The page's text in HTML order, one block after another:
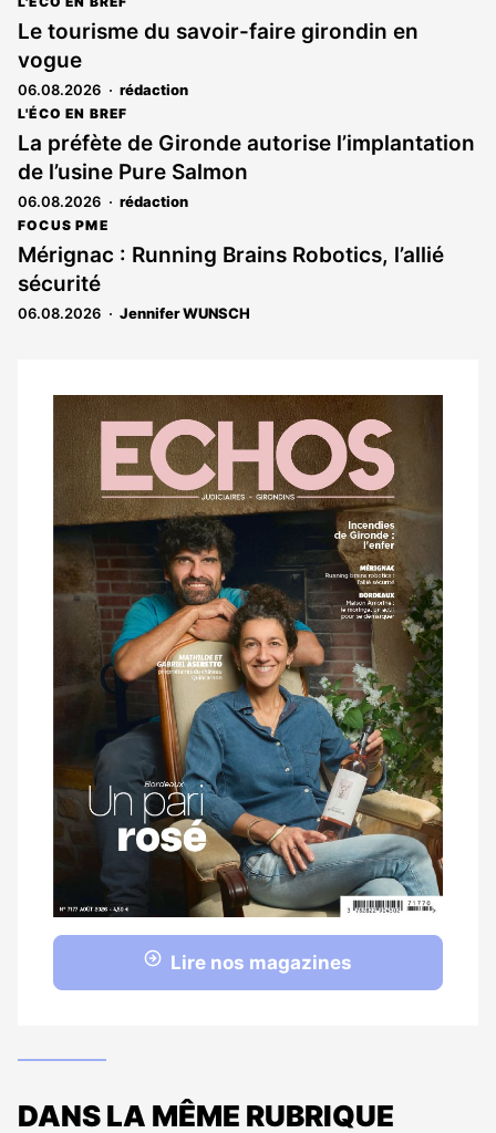
Le tourisme du savoir-faire girondin en
vogue
06.08.2026 rédaction
L'ÉCO EN BREF
La préfète de Gironde autorise l’implantation
de l’usine Pure Salmon
06.08.2026 rédaction
FOCUS PME
Mérignac : Running Brains Robotics, l’allié
sécurité
06.08.2026 Jennifer WUNSCH
Notre
dernier
magazine
Lire nos magazines
DANS LA MÊME RUBRIQUE